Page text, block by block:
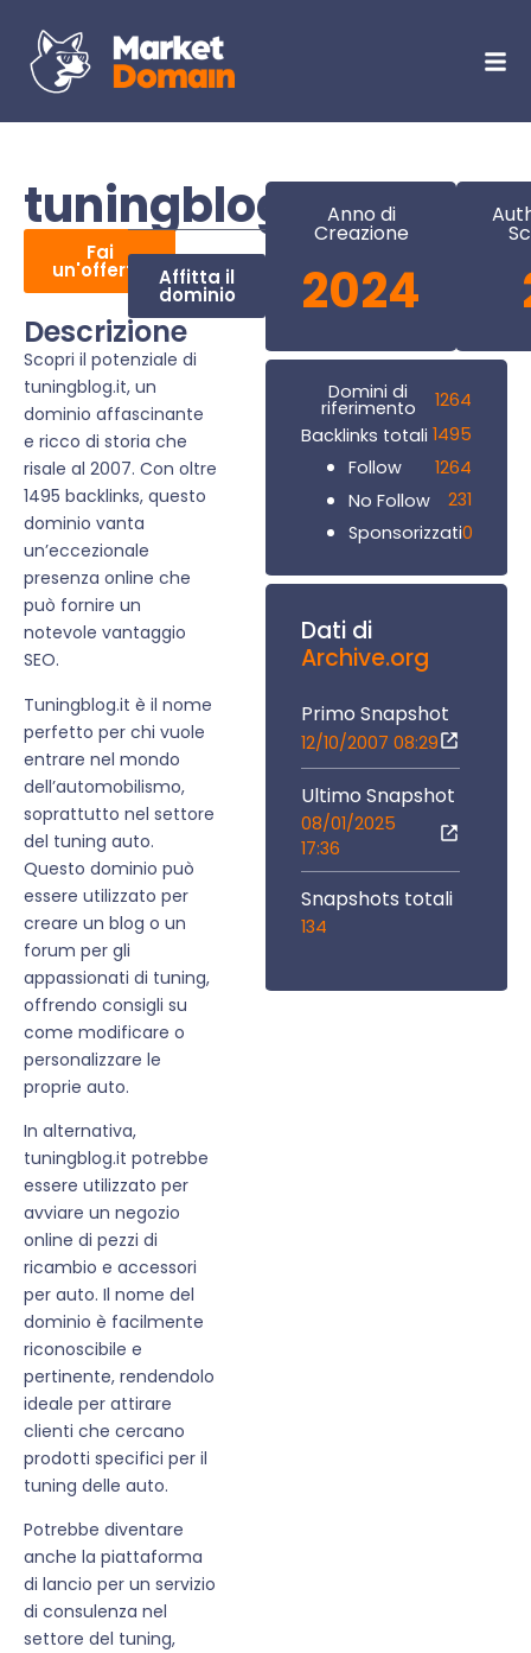
tuningblog.it
Fai
un'offerta Affitta il
dominio
Descrizione
Scopri il potenziale di
tuningblog.it, un
dominio affascinante
e ricco di storia che
risale al 2007. Con oltre
1495 backlinks, questo
dominio vanta
un’eccezionale
presenza online che
può fornire un
notevole vantaggio
SEO.
Tuningblog.it è il nome
perfetto per chi vuole
entrare nel mondo
dell’automobilismo,
soprattutto nel settore
del tuning auto.
Questo dominio può
essere utilizzato per
creare un blog o un
forum per gli
appassionati di tuning,
offrendo consigli su
come modificare o
personalizzare le
proprie auto.
In alternativa,
tuningblog.it potrebbe
essere utilizzato per
avviare un negozio
online di pezzi di
ricambio e accessori
per auto. Il nome del
dominio è facilmente
riconoscibile e
pertinente, rendendolo
ideale per attirare
clienti che cercano
prodotti specifici per il
tuning delle auto.
Potrebbe diventare
anche la piattaforma
di lancio per un servizio
di consulenza nel
settore del tuning,
Anno di
Creazione
2024
Domini di
riferimento
1264
Backlinks totali 1495
Follow
1264
No Follow
231
Sponsorizzati0
Dati di
Archive.org
Primo Snapshot
12/10/2007 08:29
Ultimo Snapshot
08/01/2025
17:36
Snapshots totali
134